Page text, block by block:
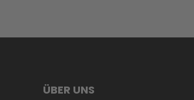
ÜBER UNS